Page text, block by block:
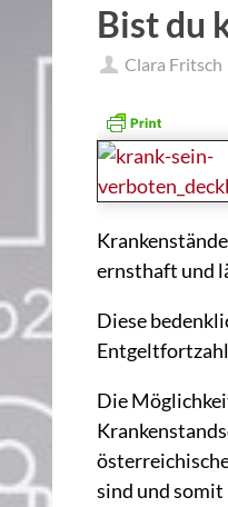
Bist du
Clara Fritsch
ernsthaft und
Diese
Die
sind und